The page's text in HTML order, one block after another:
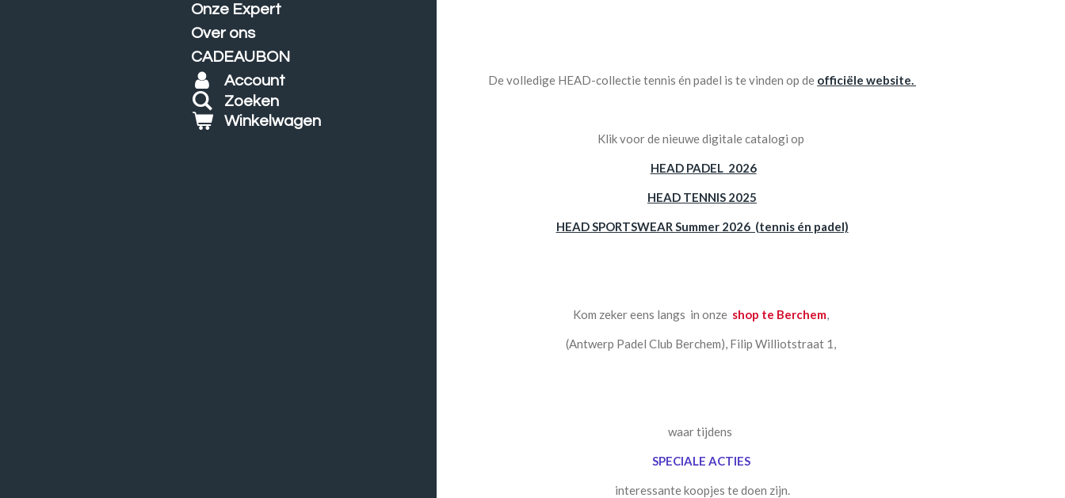
De volledige HEAD-collectie tennis én padel is te vinden op de officiële website.
Klik voor de nieuwe digitale catalogi op
HEAD PADEL 2026
HEAD TENNIS 2025
HEAD SPORTSWEAR Summer 2026 (tennis én padel)
Kom zeker eens langs in onze shop te Berchem
(Antwerp Padel Club Berchem), Filip Williotstraat 1,
waar tijdens
SPECIALE ACTIES
interessante koopjes te doen zijn.
Onze Expert
Over ons
CADEAUBON
Account
Zoeken
Winkelwagen